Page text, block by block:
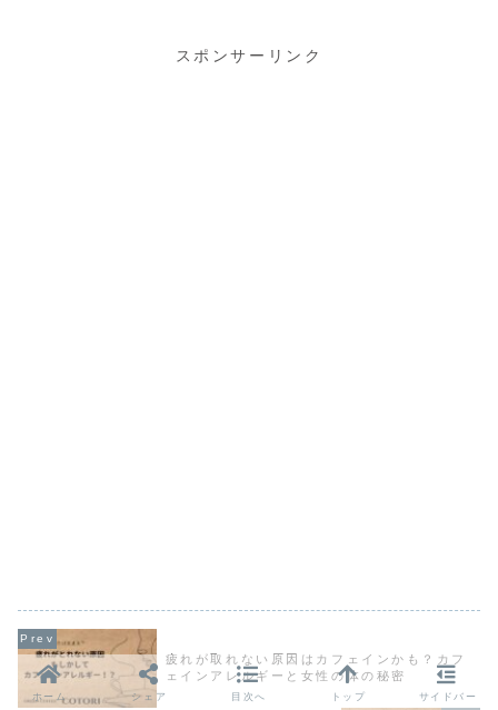
の食品が気になるも...
スポンサーリンク
疲れが取れない原因はカフェインかも？カフ
ェインアレルギーと女性の体の秘密
ホーム シェア 目次へ トップ サイドバー